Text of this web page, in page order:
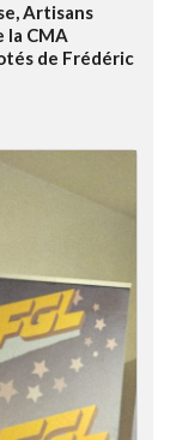
Artisans
la CMA
de Frédéric